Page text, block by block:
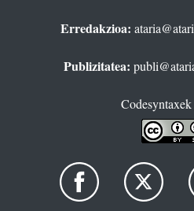
Erredakzioa:
Publizitatea: